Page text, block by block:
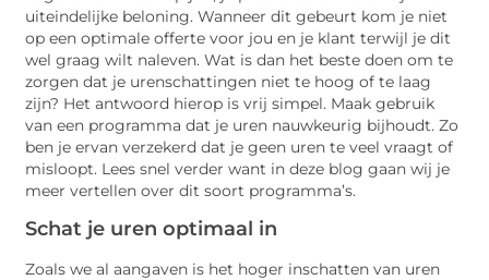
uiteindelijke beloning. Wanneer dit gebeurt kom je niet
op een optimale offerte voor jou en je klant terwijl je dit
wel graag wilt naleven. Wat is dan het beste doen om te
zorgen dat je urenschattingen niet te hoog of te laag
zijn? Het antwoord hierop is vrij simpel. Maak gebruik
van een programma dat je uren nauwkeurig bijhoudt. Zo
ben je ervan verzekerd dat je geen uren te veel vraagt of
misloopt. Lees snel verder want in deze blog gaan wij je
meer vertellen over dit soort programma’s.
Schat je uren optimaal in
Zoals we al aangaven is het hoger inschatten van uren